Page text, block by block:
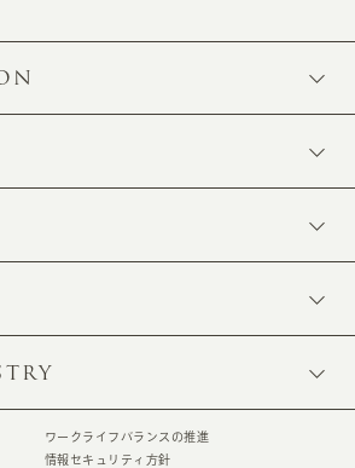
ワークライフバランスの推進
情報セキュリティ方針